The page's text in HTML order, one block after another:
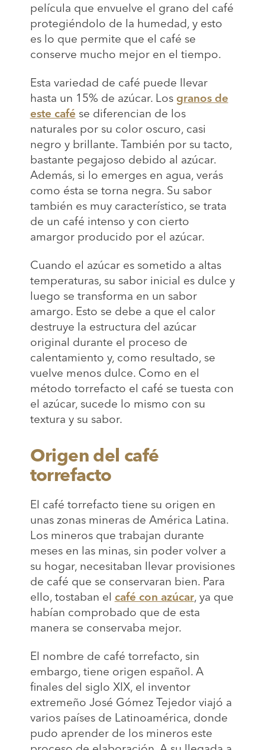
película que envuelve el grano del café
protegiéndolo de la humedad, y esto
es lo que permite que el café se
conserve mucho mejor en el tiempo.
Esta variedad de café puede llevar
hasta un 15% de azúcar. Los granos de
este café se diferencian de los
naturales por su color oscuro, casi
negro y brillante. También por su tacto,
bastante pegajoso debido al azúcar.
Además, si lo emerges en agua, verás
como ésta se torna negra. Su sabor
también es muy característico, se trata
de un café intenso y con cierto
amargor producido por el azúcar.
Cuando el azúcar es sometido a altas
temperaturas, su sabor inicial es dulce y
luego se transforma en un sabor
amargo. Esto se debe a que el calor
destruye la estructura del azúcar
original durante el proceso de
calentamiento y, como resultado, se
vuelve menos dulce. Como en el
método torrefacto el café se tuesta con
el azúcar, sucede lo mismo con su
textura y su sabor.
Origen del café
torrefacto
El café torrefacto tiene su origen en
unas zonas mineras de América Latina.
Los mineros que trabajan durante
meses en las minas, sin poder volver a
su hogar, necesitaban llevar provisiones
de café que se conservaran bien. Para
ello, tostaban el café con azúcar, ya que
habían comprobado que de esta
manera se conservaba mejor.
El nombre de café torrefacto, sin
embargo, tiene origen español. A
finales del siglo XIX, el inventor
extremeño José Gómez Tejedor viajó a
varios países de Latinoamérica, donde
pudo aprender de los mineros este